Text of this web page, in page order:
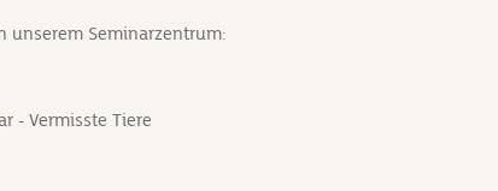
unserem Seminarzentrum:
- Vermisste Tiere